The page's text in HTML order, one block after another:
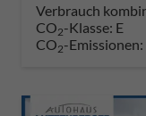
Verbrauch
CO2-Klasse: E
CO2-Emissionen: